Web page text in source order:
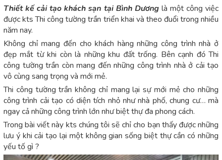
Thiết kế cải tạo khách sạn tại Bình Dương là một công việc
được kts Thi công tường trần triển khai và theo đuổi trong nhiều
năm nay.
Không chỉ mang đến cho khách hàng những công trình nhà ở
đẹp mắt từ khi còn là những khu đất trống. Bên cạnh đó Thi
công tường trần còn mang đến những công trình nhà ở cải tạo
vô cùng sang trọng và mới mẻ.
Thi công tường trần không chỉ mang lại sự mới mẻ cho những
công trình cải tạo có diện tích nhỏ như nhà phố, chung cư… mà
ngay cả những công trình lớn như biệt thự đa phong cách.
Trong bài viết này kts chúng tôi sẽ chỉ cho bạn thấy được những
lưu ý khi cải tạo lại một không gian sống biệt thự cần có những
yếu tố gì ?